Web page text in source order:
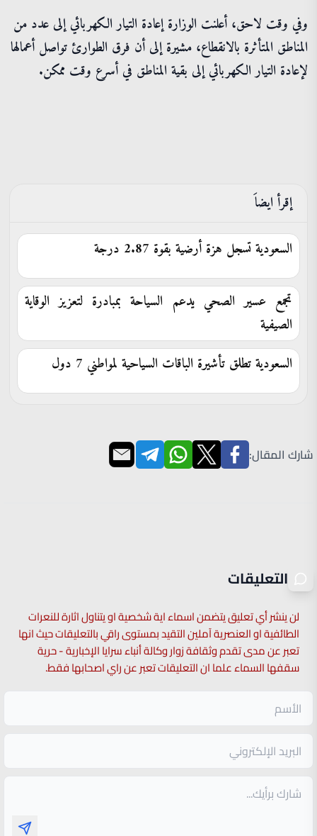
وفي وقت لاحق، أعلنت الوزارة إعادة التيار الكهربائي إلى عدد من
المناطق المتأثرة بالانقطاع، مشيرة إلى أن فرق الطوارئ تواصل أعمالها
لإعادة التيار الكهربائي إلى بقية المناطق في أسرع وقت ممكن.
إقرأ ايضاَ
السعودية تسجل هزة أرضية بقوة 2.87 درجة
تجمع عسير الصحي يدعم السياحة بمبادرة لتعزيز الوقاية
الصيفية
السعودية تطلق تأشيرة الباقات السياحية لمواطني 7 دول
شارك المقال:
التعليقات
لن ينشر أي تعليق يتضمن اسماء اية شخصية او يتناول اثارة للنعرات
الطائفية او العنصرية آملين التقيد بمستوى راقي بالتعليقات حيث انها
تعبر عن مدى تقدم وثقافة زوار وكالة أنباء سرايا الإخبارية - حرية
سقفها السماء علما ان التعليقات تعبر عن راي اصحابها فقط.